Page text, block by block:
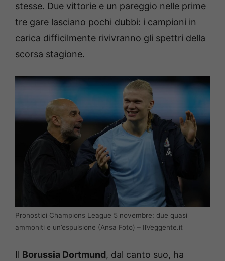
stesse. Due vittorie e un pareggio nelle prime
tre gare lasciano pochi dubbi: i campioni in
carica difficilmente rivivranno gli spettri della
scorsa stagione.
Pronostici Champions League 5 novembre: due quasi
ammoniti e un’espulsione (Ansa Foto) – IlVeggente.it
Il Borussia Dortmund, dal canto suo, ha